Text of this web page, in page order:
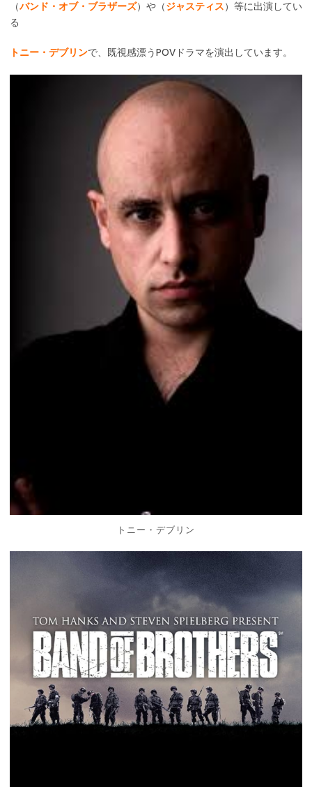
（バンド・オブ・ブラザーズ）や（ジャスティス）等に出演してい
る
トニー・デブリンで、既視感漂うPOVドラマを演出しています。
トニー・デブリン